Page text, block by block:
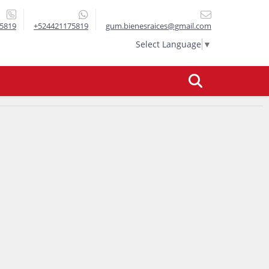
+524421175819 gum.bienesraices@gmail.com
Select Language ▼